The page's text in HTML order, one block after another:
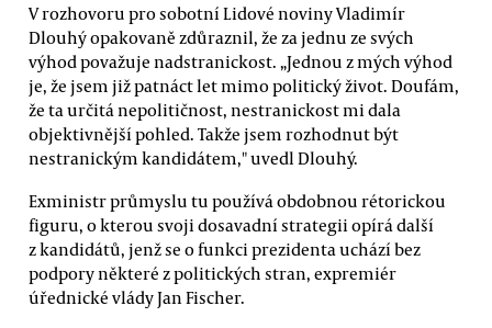
V rozhovoru pro sobotní Lidové noviny Vladimír
Dlouhý opakovaně zdůraznil, že za jednu ze svých
výhod považuje nadstranickost. „Jednou z mých výhod
je, že jsem již patnáct let mimo politický život. Doufám,
že ta určitá nepolitičnost, nestranickost mi dala
objektivnější pohled. Takže jsem rozhodnut být
nestranickým kandidátem," uvedl Dlouhý.
Exministr průmyslu tu používá obdobnou rétorickou
figuru, o kterou svoji dosavadní strategii opírá další
z kandidátů, jenž se o funkci prezidenta uchází bez
podpory některé z politických stran, expremiér
úřednické vlády Jan Fischer.